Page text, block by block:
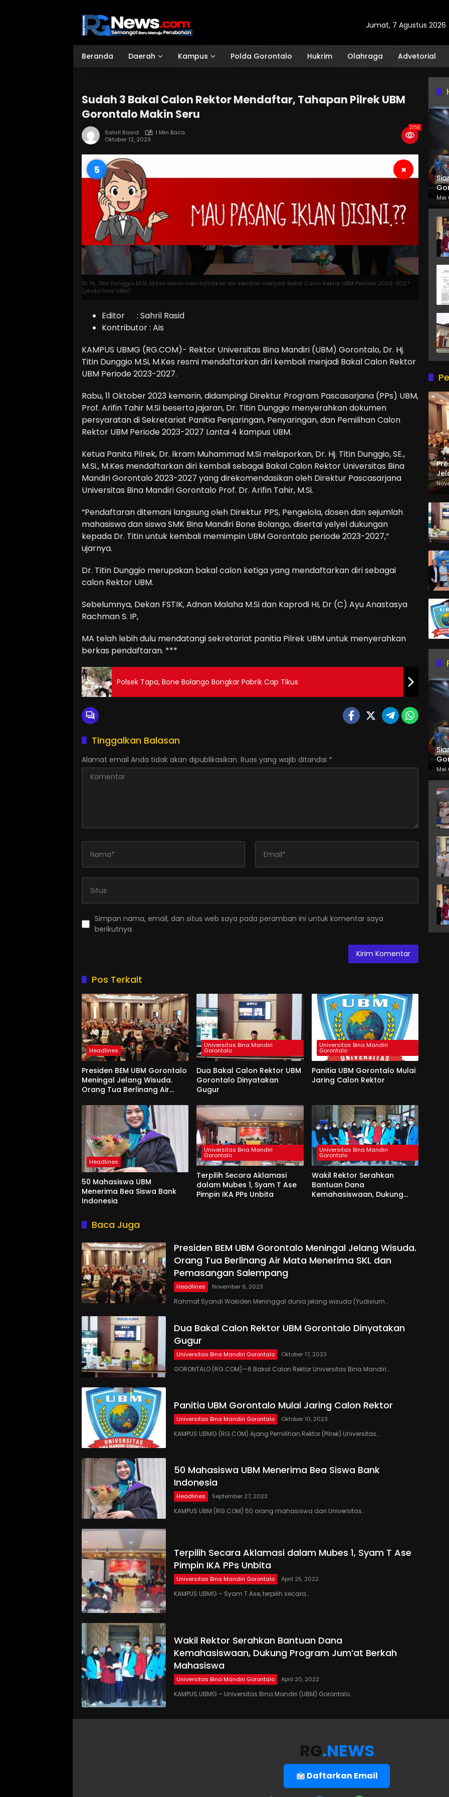
Jumat, 7 Agustus 2026
Beranda Daerah Kampus Polda Gorontalo Hukrim Olahraga Advetorial
Sudah 3 Bakal Calon Rektor Mendaftar, Tahapan Pilrek UBM
Gorontalo Makin Seru
Sahril Rasid
1 Min Baca
Oktober 12, 2023
2153
4 ×
Dr. Hj. Titin Dunggio M.Si, M.Kes resmi mendaftarkan diri kembali menjadi Bakal Calon Rektor UBM Periode 2023-2027
(photo hms UBM)
Editor : Sahril Rasid
Kontributor : Ais
KAMPUS UBMG (RG.COM)- Rektor Universitas Bina Mandiri (UBM) Gorontalo, Dr. Hj.
Titin Dunggio M.Si, M.Kes resmi mendaftarkan diri kembali menjadi Bakal Calon Rektor
UBM Periode 2023-2027.
Rabu, 11 Oktober 2023 kemarin, didampingi Direktur Program Pascasarjana (PPs) UBM,
Prof. Arifin Tahir M.Si beserta jajaran, Dr. Titin Dunggio menyerahkan dokumen
persyaratan di Sekretariat Panitia Penjaringan, Penyaringan, dan Pemilihan Calon
Rektor UBM Periode 2023-2027 Lantai 4 kampus UBM.
Ketua Panita Pilrek, Dr. Ikram Muhammad M.Si melaporkan, Dr. Hj. Titin Dunggio, SE.,
M.Si., M.Kes mendaftarkan diri kembali sebagai Bakal Calon Rektor Universitas Bina
Mandiri Gorontalo 2023-2027 yang direkomendasikan oleh Direktur Pascasarjana
Universitas Bina Mandiri Gorontalo Prof. Dr. Arifin Tahir, M.Si.
“Pendaftaran ditemani langsung oleh Direktur PPS, Pengelola, dosen dan sejumlah
mahasiswa dan siswa SMK Bina Mandiri Bone Bolango, disertai yelyel dukungan
kepada Dr. Titin untuk kembali memimpin UBM Gorontalo periode 2023-2027,”
ujarnya.
Dr. Titin Dunggio merupakan bakal calon ketiga yang mendaftarkan diri sebagai
calon Rektor UBM.
Sebelumnya, Dekan FSTIK, Adnan Malaha M.Si dan Kaprodi HI, Dr (C) Ayu Anastasya
Rachman S. IP,
MA telah lebih dulu mendatangi sekretariat panitia Pilrek UBM untuk menyerahkan
berkas pendaftaran. ***
Polsek Tapa, Bone Bolango Bongkar Pabrik Cap Tikus
Tinggalkan Balasan
Alamat email Anda tidak akan dipublikasikan. Ruas yang wajib ditandai *
Simpan nama, email, dan situs web saya pada peramban ini untuk komentar saya
berikutnya.
Pos Terkait
Headlines
Presiden BEM UBM Gorontalo
Meningal Jelang Wisuda.
Orang Tua Berlinang Air
Pemasangan Salempang
Universitas Bina Mandiri
Gorontalo
Dua Bakal Calon Rektor UBM
Gorontalo Dinyatakan
Gugur
Universitas Bina Mandiri
Gorontalo
Panitia UBM Gorontalo Mulai
Jaring Calon Rektor
Headlines
50 Mahasiswa UBM
Menerima Bea Siswa Bank
Indonesia
Universitas Bina Mandiri
Gorontalo
Terpilih Secara Aklamasi
dalam Mubes 1, Syam T Ase
Pimpin IKA PPs Unbita
Universitas Bina Mandiri
Gorontalo
Wakil Rektor Serahkan
Bantuan Dana
Kemahasiswaan, Dukung
Baca Juga
Presiden BEM UBM Gorontalo Meningal Jelang Wisuda.
Orang Tua Berlinang Air Mata Menerima SKL dan
Pemasangan Salempang
Headlines November 6, 2023
Rahmat Syandi Wakiden Meninggal dunia jelang wisuda (Yudisium…
Dua Bakal Calon Rektor UBM Gorontalo Dinyatakan
Gugur
Universitas Bina Mandiri Gorontalo Oktober 17, 2023
GORONTALO (RG.COM)—6 Bakal Calon Rektor Universitas Bina Mandiri…
Panitia UBM Gorontalo Mulai Jaring Calon Rektor
Universitas Bina Mandiri Gorontalo Oktober 10, 2023
KAMPUS UBMG (RG.COM) Ajang Pemilihan Rektor (Pilrek) Universitas…
50 Mahasiswa UBM Menerima Bea Siswa Bank
Indonesia
Headlines September 27, 2023
KAMPUS UBM (RG.COM) 50 orang mahasiswa dari Universitas…
Terpilih Secara Aklamasi dalam Mubes 1, Syam T Ase
Pimpin IKA PPs Unbita
Universitas Bina Mandiri Gorontalo April 25, 2022
KAMPUS UBMG – Syam T Ase, terpilih secara…
Wakil Rektor Serahkan Bantuan Dana
Kemahasiswaan, Dukung Program Jum’at Berkah
Mahasiswa
Universitas Bina Mandiri Gorontalo April 20, 2022
KAMPUS UBMG – Universitas Bina Mandiri (UBM) Gorontalo…
Mei
Mei
RG.NEWS
Daftarkan Email